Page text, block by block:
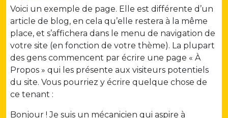
Voici un exemple de page. Elle est différente d’un
article de blog, en cela qu’elle restera à la même
place, et s’affichera dans le menu de navigation de
votre site (en fonction de votre thème). La plupart
des gens commencent par écrire une page « À
Propos » qui les présente aux visiteurs potentiels
du site. Vous pourriez y écrire quelque chose de
ce tenant :
Bonjour ! Je suis un mécanicien qui aspire à